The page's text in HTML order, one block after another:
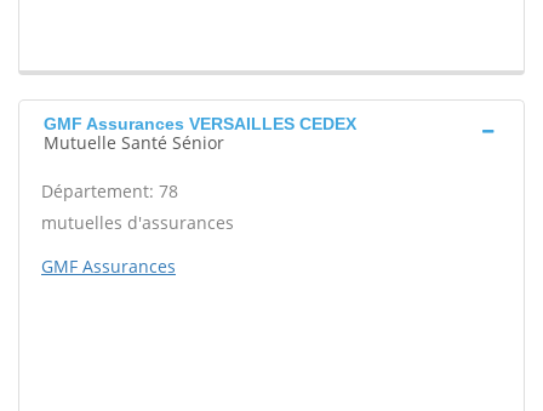
GMF Assurances VERSAILLES CEDEX
Mutuelle Santé Sénior
Département: 78
mutuelles d'assurances
GMF Assurances